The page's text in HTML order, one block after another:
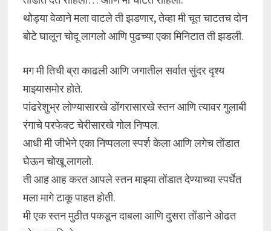
थोड्या वेळाने मला वाटले ती झडणार, तेव्हा मी चूत चाटतच दोन
बोटे घालून चोदू लागलो आणि पुढच्या एका मिनिटात ती झडली.
मग मी तिची ब्रा काढली आणि जगातील सर्वात सुंदर दृश्य
माझ्यासमोर होते.
पांढरेशुभ्र लोण्यासारखे डोंगरासारखे स्तन आणि त्यावर गुलाबी
रंगाचे परफेक्ट चेरीसारखे गोल निप्पल.
आधी मी जीभेने एका निप्पलला स्पर्श केला आणि लगेच तोंडात
घेऊन चोखू लागलो.
ती आह आह करत आपले स्तन माझ्या तोंडात देण्याच्या स्पर्धेत
मला मागे टाकू पाहत होती.
मी एक स्तन मुठीत पकडून दाबला आणि दुसरा तोंडाने ओढत